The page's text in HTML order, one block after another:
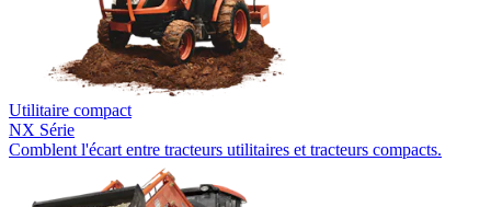
Utilitaire compact
NX Série
Comblent l'écart entre tracteurs utilitaires et tracteurs compacts.